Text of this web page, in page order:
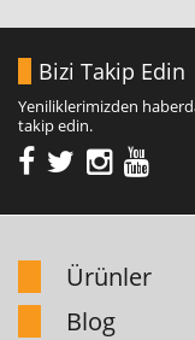
Bizi Takip Edin
Yeniliklerimizden
takip edin.
Ürünler
Blog